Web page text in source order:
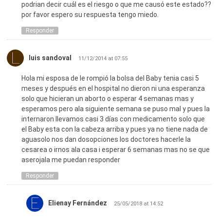
podrian decir cuál es el riesgo o que me causó este estado??
por favor espero su respuesta tengo miedo.
Responder
luis sandoval 11/12/2014 at 07:55
Hola mi esposa de le rompió la bolsa del Baby tenia casi 5
meses y después en el hospital no dieron ni una esperanza
solo que hicieran un aborto o esperar 4 semanas mas y
esperamos pero ala siguiente semana se puso mal y pues la
internaron llevamos casi 3 días con medicamento solo que
el Baby esta con la cabeza arriba y pues ya no tiene nada de
aguasolo nos dan dosopciones los doctores hacerle la
cesarea o irnos ala casa i esperar 6 semanas mas no se que
aserojala me puedan responder
Responder
Elienay Fernández 25/05/2018 at 14:52